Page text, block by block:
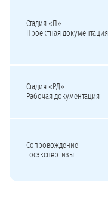
Стадия «П»
Проектная документация
Стадия «РД»
Рабочая документация
Сопровождение
госэкспертизы